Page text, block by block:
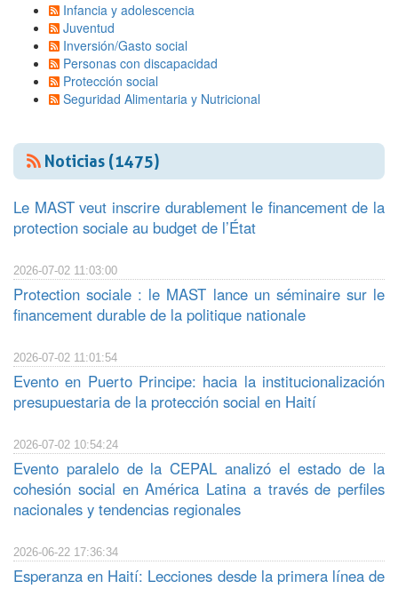
Infancia y adolescencia
Juventud
Inversión/Gasto social
Personas con discapacidad
Protección social
Seguridad Alimentaria y Nutricional
Noticias (1475)
Le MAST veut inscrire durablement le financement de la
protection sociale au budget de l’État
2026-07-02 11:03:00
Protection sociale : le MAST lance un séminaire sur le
financement durable de la politique nationale
2026-07-02 11:01:54
Evento en Puerto Principe: hacia la institucionalización
presupuestaria de la protección social en Haití
2026-07-02 10:54:24
Evento paralelo de la CEPAL analizó el estado de la
cohesión social en América Latina a través de perfiles
nacionales y tendencias regionales
2026-06-22 17:36:34
Esperanza en Haití: Lecciones desde la primera línea de